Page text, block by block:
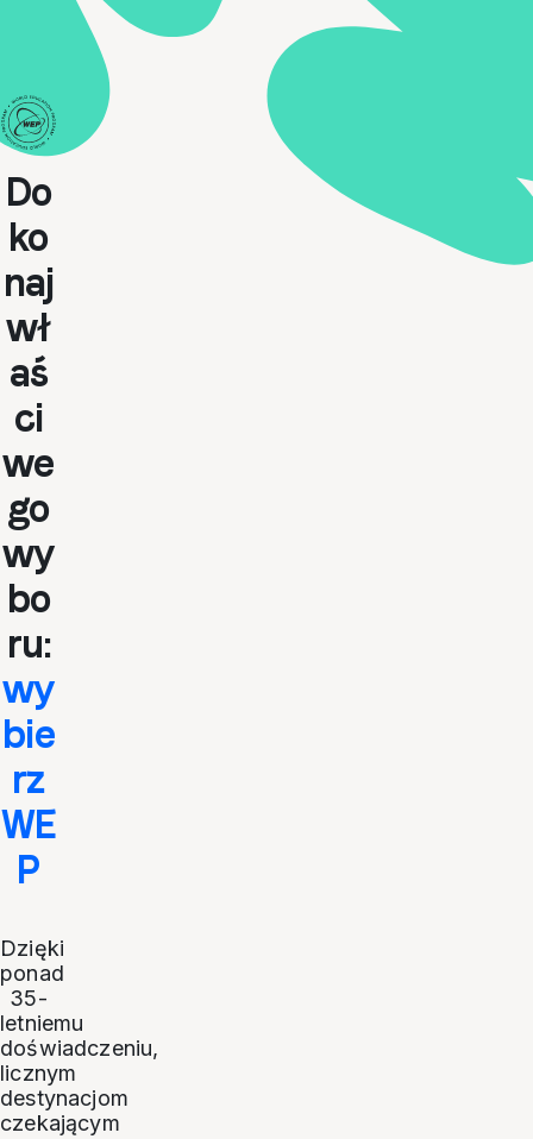
Do
ko
naj
wł
aś
ci
we
go
wy
bo
ru:
wy
bie
rz
WE
P
Dzięki
ponad
35-
letniemu
doświadczeniu,
licznym
destynacjom
czekającym